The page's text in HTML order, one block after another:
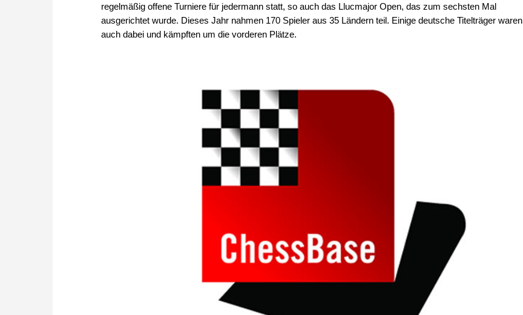
regelmäßig offene Turniere für jedermann statt, so auch das Llucmajor Open, das zum sechsten Mal
ausgerichtet wurde. Dieses Jahr nahmen 170 Spieler aus 35 Ländern teil. Einige deutsche Titelträger waren
auch dabei und kämpften um die vorderen Plätze.